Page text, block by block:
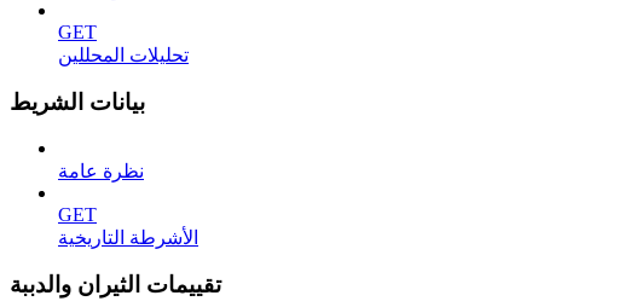
GET
تحليلات المحللين
بيانات الشريط
نظرة عامة
GET
الأشرطة التاريخية
تقييمات الثيران والدببة